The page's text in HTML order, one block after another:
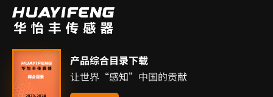
产品综合目录下载
让世界“感知”中国的贡献